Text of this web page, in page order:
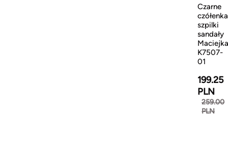
Czarne
czółenka
szpilki
sandały
Maciejka
K7507-
01
199.25
PLN
259.00
PLN